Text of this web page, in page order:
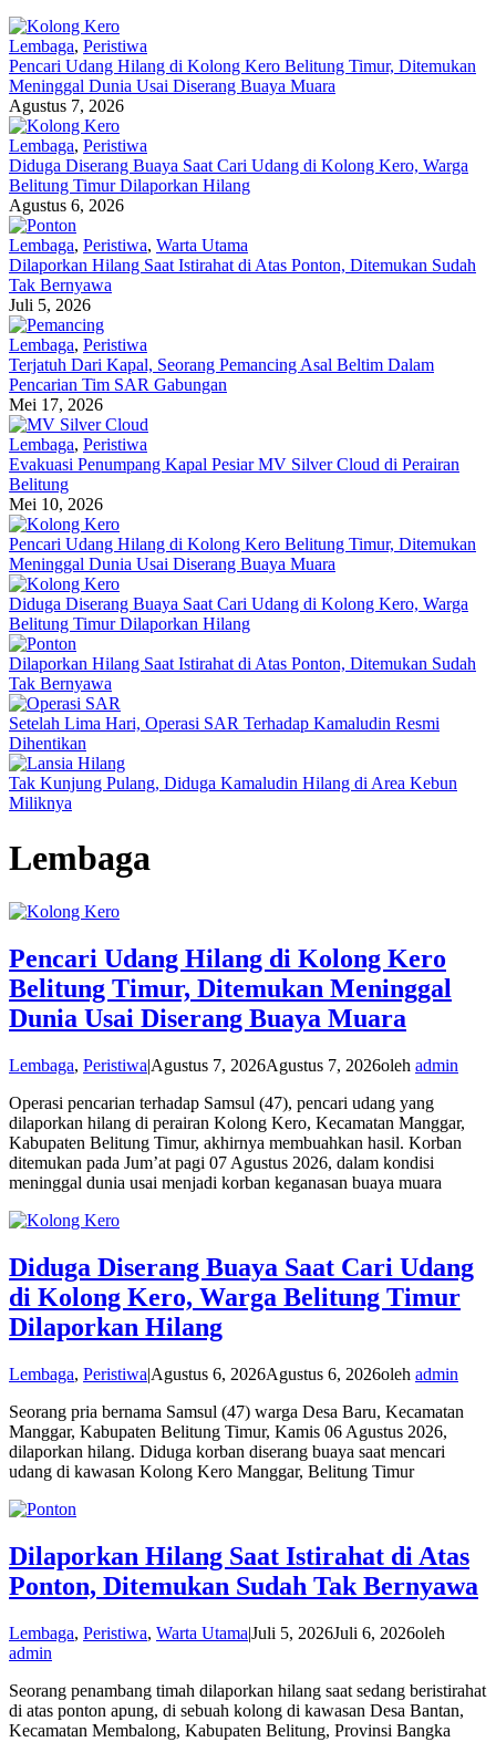
Lembaga, Peristiwa
Pencari Udang Hilang di Kolong Kero Belitung Timur, Ditemukan
Meninggal Dunia Usai Diserang Buaya Muara
Agustus 7, 2026
Lembaga, Peristiwa
Diduga Diserang Buaya Saat Cari Udang di Kolong Kero, Warga
Belitung Timur Dilaporkan Hilang
Agustus 6, 2026
Lembaga, Peristiwa, Warta Utama
Dilaporkan Hilang Saat Istirahat di Atas Ponton, Ditemukan Sudah
Tak Bernyawa
Juli 5, 2026
Lembaga, Peristiwa
Terjatuh Dari Kapal, Seorang Pemancing Asal Beltim Dalam
Pencarian Tim SAR Gabungan
Mei 17, 2026
Lembaga, Peristiwa
Evakuasi Penumpang Kapal Pesiar MV Silver Cloud di Perairan
Belitung
Mei 10, 2026
Pencari Udang Hilang di Kolong Kero Belitung Timur, Ditemukan
Meninggal Dunia Usai Diserang Buaya Muara
Diduga Diserang Buaya Saat Cari Udang di Kolong Kero, Warga
Belitung Timur Dilaporkan Hilang
Dilaporkan Hilang Saat Istirahat di Atas Ponton, Ditemukan Sudah
Tak Bernyawa
Setelah Lima Hari, Operasi SAR Terhadap Kamaludin Resmi
Dihentikan
Tak Kunjung Pulang, Diduga Kamaludin Hilang di Area Kebun
Miliknya
Lembaga
Pencari Udang Hilang di Kolong Kero
Belitung Timur, Ditemukan Meninggal
Dunia Usai Diserang Buaya Muara
Lembaga, Peristiwa|Agustus 7, 2026Agustus 7, 2026oleh admin
Operasi pencarian terhadap Samsul (47), pencari udang yang
dilaporkan hilang di perairan Kolong Kero, Kecamatan Manggar,
Kabupaten Belitung Timur, akhirnya membuahkan hasil. Korban
ditemukan pada Jum’at pagi 07 Agustus 2026, dalam kondisi
meninggal dunia usai menjadi korban keganasan buaya muara
Diduga Diserang Buaya Saat Cari Udang
di Kolong Kero, Warga Belitung Timur
Dilaporkan Hilang
Lembaga, Peristiwa|Agustus 6, 2026Agustus 6, 2026oleh admin
Seorang pria bernama Samsul (47) warga Desa Baru, Kecamatan
Manggar, Kabupaten Belitung Timur, Kamis 06 Agustus 2026,
dilaporkan hilang. Diduga korban diserang buaya saat mencari
udang di kawasan Kolong Kero Manggar, Belitung Timur
Dilaporkan Hilang Saat Istirahat di Atas
Ponton, Ditemukan Sudah Tak Bernyawa
Lembaga, Peristiwa, Warta Utama|Juli 5, 2026Juli 6, 2026oleh
admin
Seorang penambang timah dilaporkan hilang saat sedang beristirahat
di atas ponton apung, di sebuah kolong di kawasan Desa Bantan,
Kecamatan Membalong, Kabupaten Belitung, Provinsi Bangka